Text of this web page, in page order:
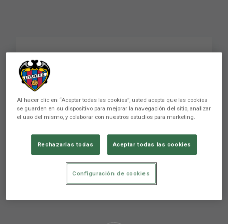
Granotas, Andonova
tiene algo que deciros
#levanteud
Al hacer clic en “Aceptar todas las cookies”, usted acepta que las cookies
se guarden en su dispositivo para mejorar la navegación del sitio, analizar
el uso del mismo, y colaborar con nuestros estudios para marketing.
Rechazarlas todas Aceptar todas las cookies
Configuración de cookies